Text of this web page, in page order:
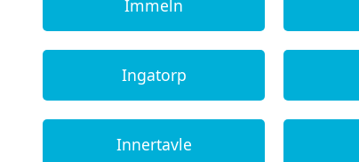
Immeln
Ingatorp
Innertavle